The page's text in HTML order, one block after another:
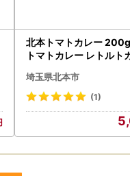
北本トマトカレー
トマトカレー レトルト
埼玉県北本市
(1)